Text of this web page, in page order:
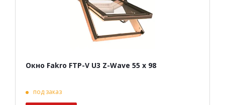
Окно Fakro FTP-V U3 Z-Wave 55 х 98
под заказ